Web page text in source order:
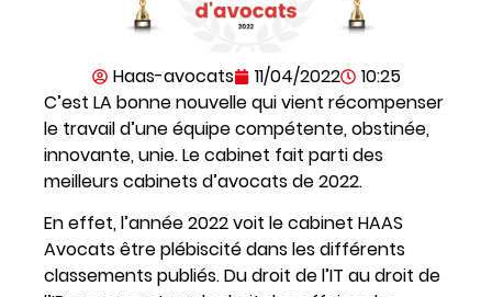
Haas-avocats 11/04/2022
10:25
C’est LA bonne nouvelle qui vient récompenser
le travail d’une équipe compétente, obstinée,
innovante, unie. Le cabinet fait parti des
meilleurs cabinets d’avocats de 2022.
En effet, l’année 2022 voit le cabinet HAAS
Avocats être plébiscité dans les différents
classements publiés. Du droit de l’IT au droit de